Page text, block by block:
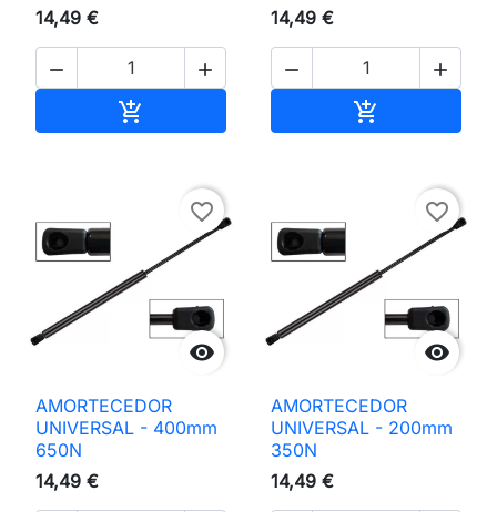
14,49 €
 

14,49 €
 


favorite_border
AMORTECEDOR
UNIVERSAL - 400mm
650N
14,49 €

favorite_border
AMORTECEDOR
UNIVERSAL - 200mm
350N
14,49 €